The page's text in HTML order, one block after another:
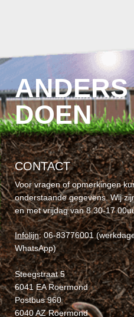
DOEN
CONTACT
Voor vragen of opmerkingen
onderstaande gegevens. Wij
en met vrijdag van 8.30-
Infolijn: 06-83776001
WhatsApp)
Steegstraat 5
6041 EA Roermond
Postbus 960
6040 AZ Roermond